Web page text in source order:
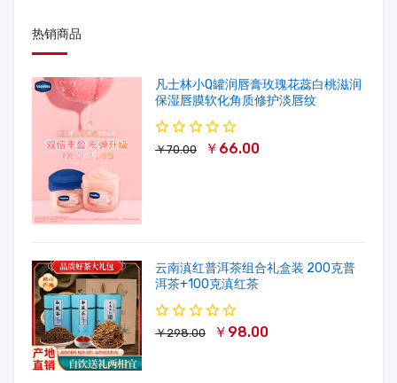
热销商品
凡士林小Q罐润唇膏玫瑰花蕊白桃滋润
保湿唇膜软化角质修护淡唇纹
￥70.00 ￥66.00
云南滇红普洱茶组合礼盒装 200克普
洱茶+100克滇红茶
￥298.00 ￥98.00